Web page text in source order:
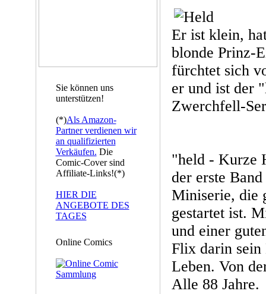
Sie können uns
unterstützen!
(*)Als Amazon-
Partner verdienen wir
an qualifizierten
Verkäufen. Die
Comic-Cover sind
Affiliate-Links!(*)
HIER DIE
ANGEBOTE DES
TAGES
Online Comics
Er ist klein,
blonde Prinz-
fürchtet sich
er und ist der
Zwerchfell-
"held - Kurze
der erste
Miniserie, die
gestartet ist.
und einer
Flix darin sein
Leben. Von
Alle 88 Jahre.